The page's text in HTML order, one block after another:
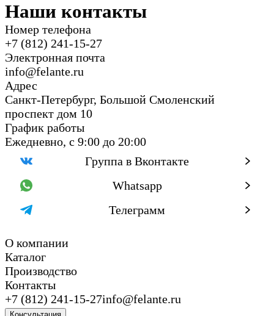
Наши контакты
Номер телефона
+7 (812) 241-15-27
Электронная почта
info@felante.ru
Адрес
Санкт-Петербург, Большой Смоленский
проспект дом 10
График работы
Ежедневно, с 9:00 до 20:00
Группа в Вконтакте
Whatsapp
Телеграмм
О компании
Каталог
Производство
Контакты
+7 (812) 241-15-27info@felante.ru